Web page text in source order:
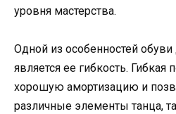
уровня мастерства.
Одной из особенностей обуви
является ее гибкость.
хорошую амортизацию и
различные элементы танца,